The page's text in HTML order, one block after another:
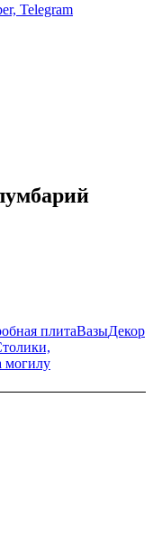
Telegram
плитаВазыДекор
могилу